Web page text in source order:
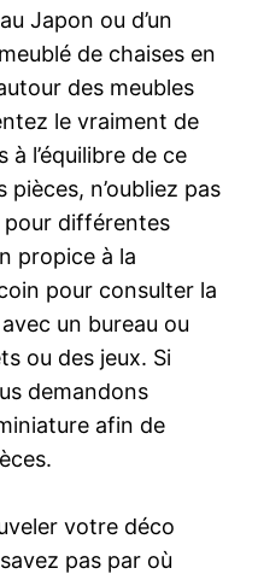
Japon ou d’un
de chaises en
des meubles
le vraiment de
à l’équilibre de ce
n’oubliez pas
pour différentes
propice à la
pour consulter la
un bureau ou
ou des jeux. Si
demandons
afin de
votre déco
pas par où